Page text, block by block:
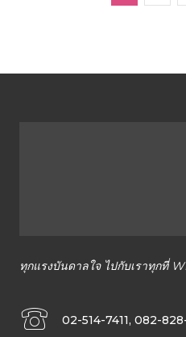
ประเทศไทย
ทุกแรงบันดาลใจ ไปกับเราทุกที่
02-514-7411, 082-